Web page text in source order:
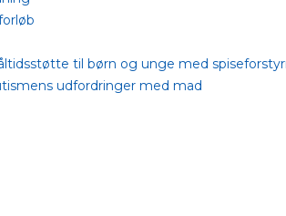
til børn og unge med
udfordringer med mad